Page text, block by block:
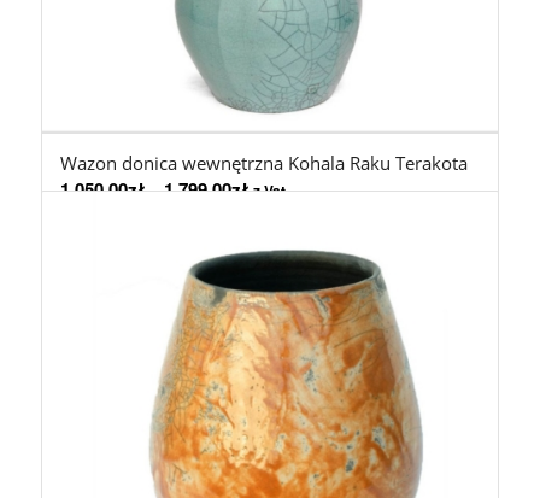
Wazon donica wewnętrzna Kohala Raku Terakota
1.050,00zł–1.799,00zł z Vat